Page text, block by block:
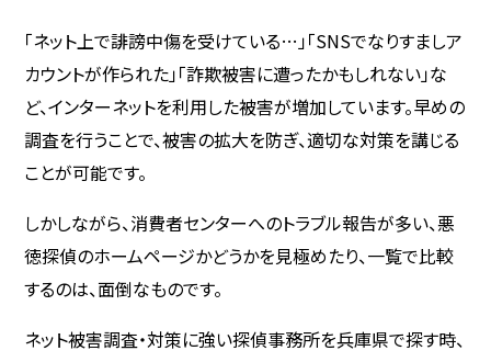
「ネット上で誹謗中傷を受けている…」「SNSでなりすましア
カウントが作られた」「詐欺被害に遭ったかもしれない」な
ど、インターネットを利用した被害が増加しています。早めの
調査を行うことで、被害の拡大を防ぎ、適切な対策を講じる
ことが可能です。
しかしながら、消費者センターへのトラブル報告が多い、悪
徳探偵のホームページかどうかを見極めたり、一覧で比較
するのは、面倒なものです。
ネット被害調査・対策に強い探偵事務所を兵庫県で探す時、